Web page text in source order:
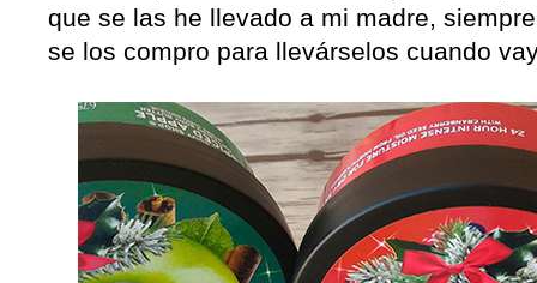
que se las he llevado a mi madre,
se los compro para llevárselos cuando